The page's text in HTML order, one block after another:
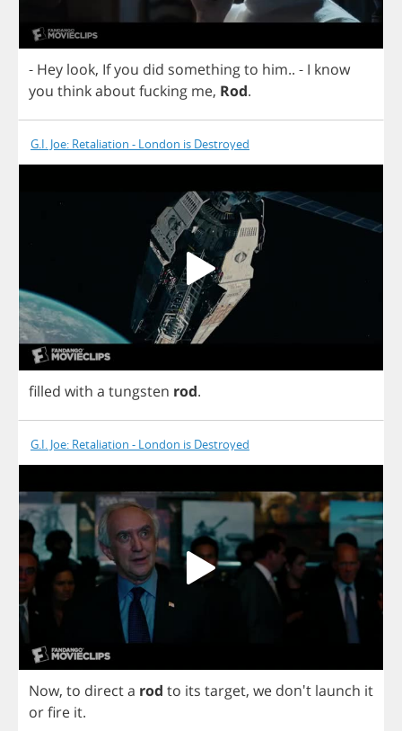
- Hey look, Ifyou did somethingto him.. - I know
you thinkaboutfucking me, Rod.
G.I. Joe: Retaliation - London is Destroyed
filled with a tungsten rod.
G.I. Joe: Retaliation - London is Destroyed
Now, to directa rod to its target, we don't launch it
orfire it.